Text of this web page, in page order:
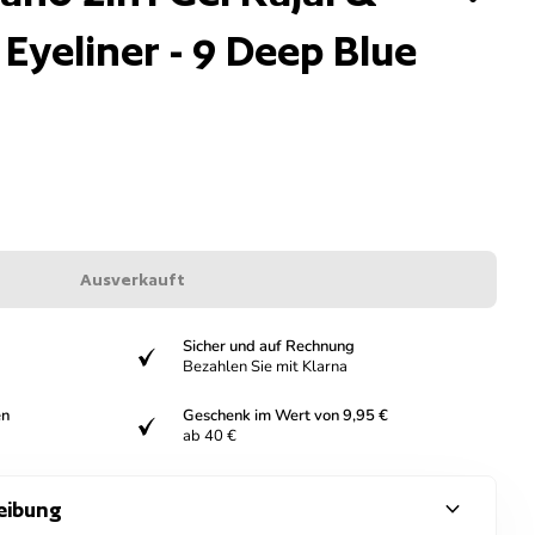
- 9 Deep Blue
Ausverkauft
verifiziert
Sicher und auf Rechnung
Bezahlen Sie mit Klarna
Geschenk im Wert von 9,95 €
ab 40 €
expand_more